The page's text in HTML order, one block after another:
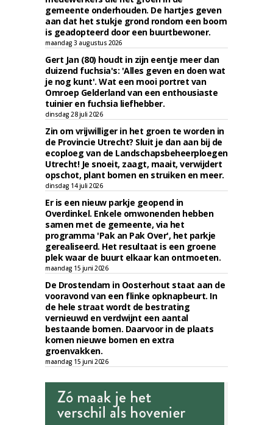
gemeente onderhouden. De hartjes geven
aan dat het stukje grond rondom een boom
is geadopteerd door een buurtbewoner.
maandag 3 augustus 2026
Gert Jan (80) houdt in zijn eentje meer dan
duizend fuchsia's: 'Alles geven en doen wat
je nog kunt'. Wat een mooi portret van
Omroep Gelderland van een enthousiaste
tuinier en fuchsia liefhebber.
dinsdag 28 juli 2026
Zin om vrijwilliger in het groen te worden in
de Provincie Utrecht? Sluit je dan aan bij de
ecoploeg van de Landschapsbeheerploegen
Utrecht! Je snoeit, zaagt, maait, verwijdert
opschot, plant bomen en struiken en meer.
dinsdag 14 juli 2026
Er is een nieuw parkje geopend in
Overdinkel. Enkele omwonenden hebben
samen met de gemeente, via het
programma 'Pak an Pak Over', het parkje
gerealiseerd. Het resultaat is een groene
plek waar de buurt elkaar kan ontmoeten.
maandag 15 juni 2026
De Drostendam in Oosterhout staat aan de
vooravond van een flinke opknapbeurt. In
de hele straat wordt de bestrating
vernieuwd en verdwijnt een aantal
bestaande bomen. Daarvoor in de plaats
komen nieuwe bomen en extra
groenvakken.
maandag 15 juni 2026